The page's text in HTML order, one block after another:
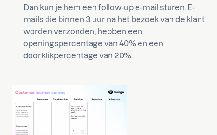
Dan kun je hem een follow-up e-mail sturen. E-
mails die binnen 3 uur na het bezoek van de klant
worden verzonden, hebben een
openingspercentage van 40% en een
doorklikpercentage van 20%.